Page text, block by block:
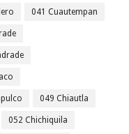
041 Cuautempan
049 Chiautla
052 Chichiquila